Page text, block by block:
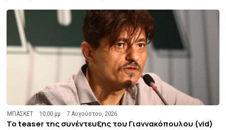
ΜΠΑΣΚΕΤ 10:00 μμ 7 Αυγούστου, 2026
To teaser της συνέντευξης του Γιαννακόπουλου (vid)